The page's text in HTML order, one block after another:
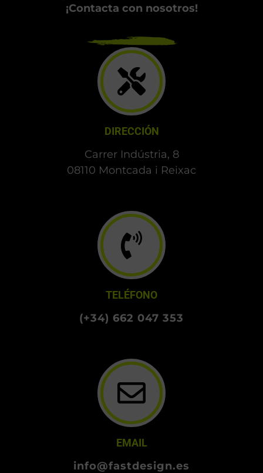
¡Contacta con nosotros!
DIRECCIÓN
Carrer Indústria, 8
08110 Montcada i Reixac
TELÉFONO
(+34) 662 047 353
EMAIL
info@fastdesign.es